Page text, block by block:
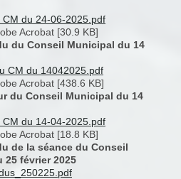
du 24-06-2025.pdf
Acrobat [30.9 KB]
du Conseil Municipal du 14
CM du 14042025.pdf
Acrobat [438.6 KB]
du Conseil Municipal du 14
du 14-04-2025.pdf
Acrobat [18.8 KB]
de la séance du Conseil
25 février 2025